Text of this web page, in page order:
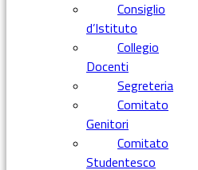
Consiglio
d’Istituto
Collegio
Docenti
Segreteria
Comitato
Genitori
Comitato
Studentesco